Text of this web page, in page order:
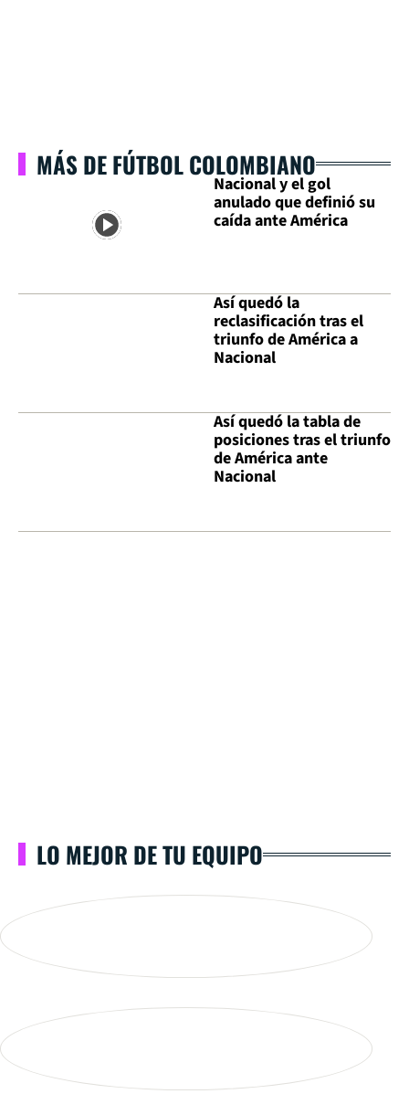
MÁS DE FÚTBOL COLOMBIANO
Nacional y el gol
anulado que definió su
caída ante América
Así quedó la
reclasificación tras el
triunfo de América a
Nacional
Así quedó la tabla de
posiciones tras el triunfo
de América ante
Nacional
LO MEJOR DE TU EQUIPO